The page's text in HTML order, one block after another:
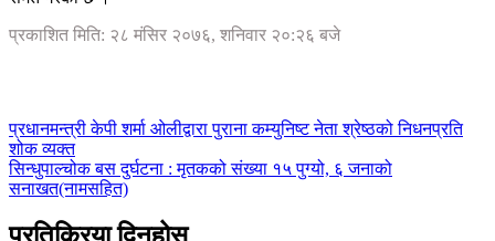
प्रकाशित मिति: २८ मंसिर २०७६, शनिवार २०:२६ बजे
प्रधानमन्त्री केपी शर्मा ओलीद्वारा पुराना कम्युनिष्ट नेता श्रेष्ठको निधनप्रति
शोक व्यक्त
सिन्धुपाल्चोक बस दुर्घटना : मृतकको संख्या १५ पुग्यो, ६ जनाको
सनाखत(नामसहित)
प्रतिक्रिया दिनुहोस्